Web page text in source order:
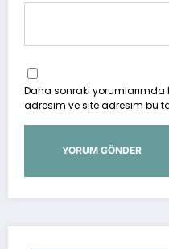
Daha sonraki yorumlarımda
adresim ve site adresim bu